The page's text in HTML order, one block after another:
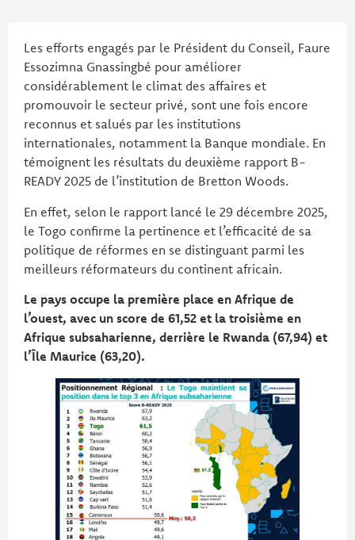
Les efforts engagés par le Président du Conseil, Faure
Essozimna Gnassingbé pour améliorer
considérablement le climat des affaires et
promouvoir le secteur privé, sont une fois encore
reconnus et salués par les institutions
internationales, notamment la Banque mondiale. En
témoignent les résultats du deuxième rapport B-
READY 2025 de l’institution de Bretton Woods.
En effet, selon le rapport lancé le 29 décembre 2025,
le Togo confirme la pertinence et l’efficacité de sa
politique de réformes en se distinguant parmi les
meilleurs réformateurs du continent africain.
Le pays occupe la première place en Afrique de
l’ouest, avec un score de 61,52 et la troisième en
Afrique subsaharienne, derrière le Rwanda (67,94) et
l’Île Maurice (63,20).